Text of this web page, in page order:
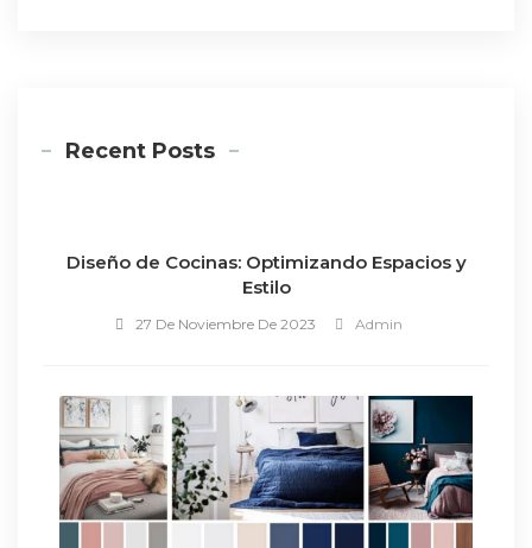
Recent Posts
Diseño de Cocinas: Optimizando Espacios y
Estilo
27 De Noviembre De 2023 Admin